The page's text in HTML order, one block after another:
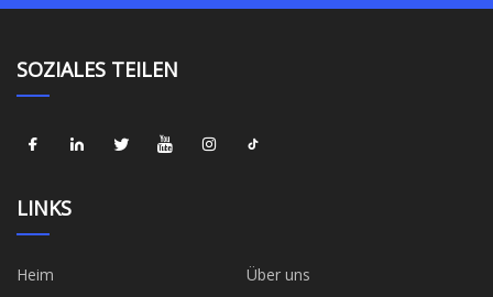
SOZIALES TEILEN
LINKS
Heim
Über uns